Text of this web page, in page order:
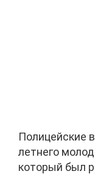
Полицейские
летнего
который был